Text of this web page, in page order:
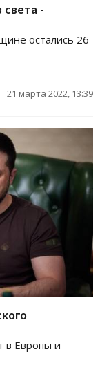
-
остались 26
21 марта 2022, 13:39
в Европы и